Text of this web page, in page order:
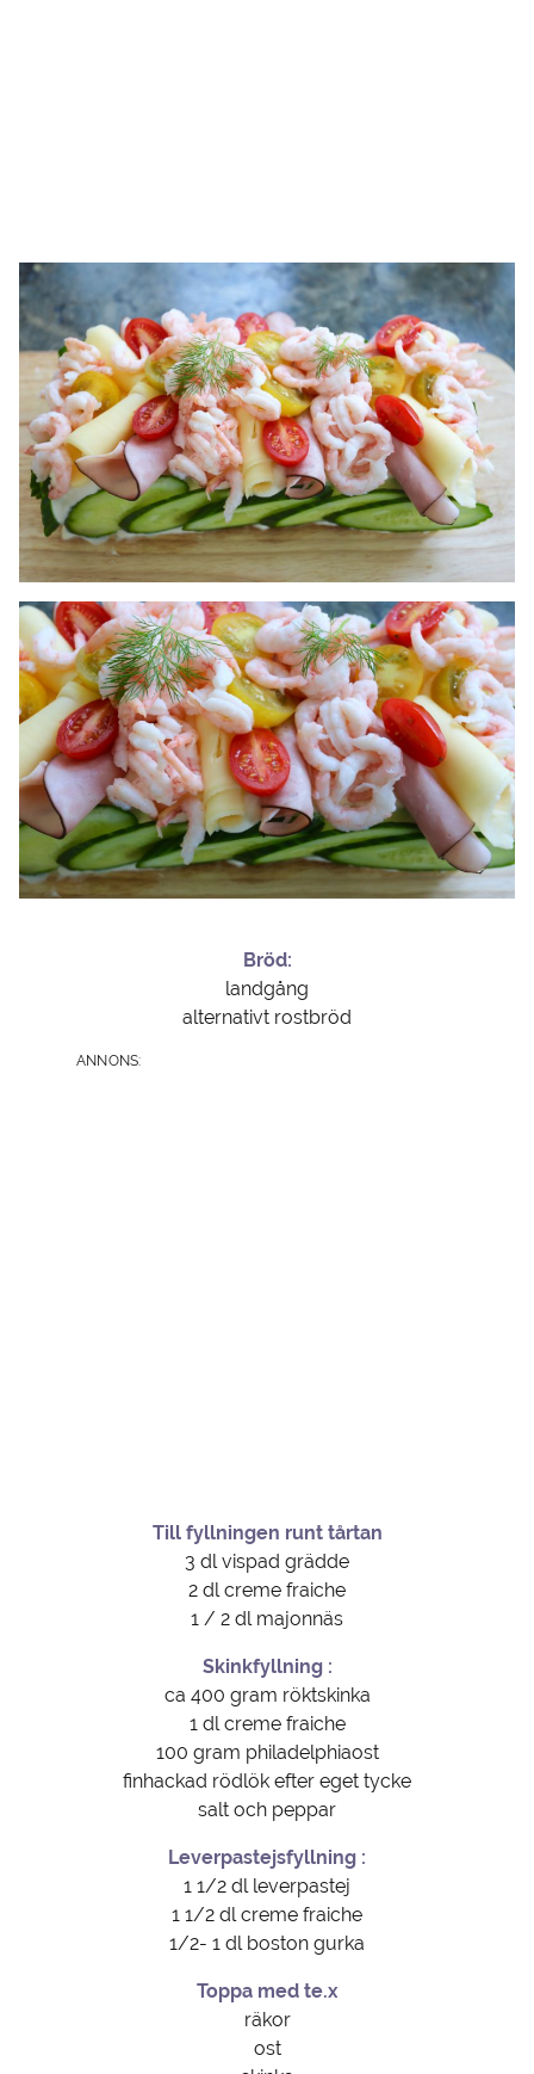
Bröd:
landgång
alternativt rostbröd
Till fyllningen runt tårtan
3 dl vispad grädde
2 dl creme fraiche
1 / 2 dl majonnäs
Skinkfyllning :
ca 400 gram röktskinka
1 dl creme fraiche
100 gram philadelphiaost
finhackad rödlök efter eget tycke
salt och peppar
Leverpastejsfyllning :
1 1/2 dl leverpastej
1 1/2 dl creme fraiche
1/2- 1 dl boston gurka
Toppa med te.x
räkor
ost